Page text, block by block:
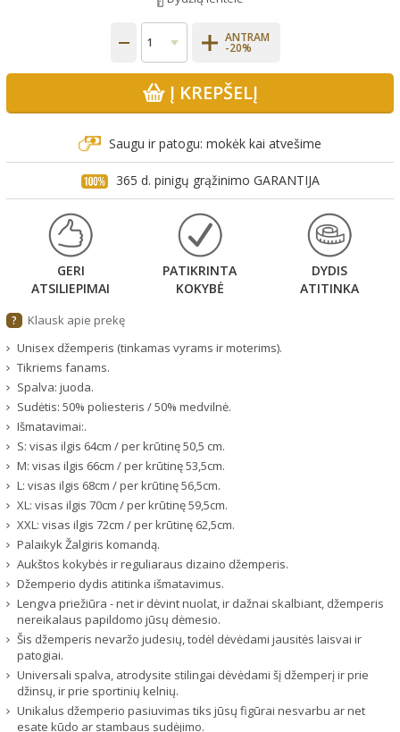
ANTRAM
-20%
Į KREPŠELĮ
Saugu ir patogu: mokėk kai atvešime
365 d. pinigų grąžinimo GARANTIJA
GERI
ATSILIEPIMAI
PATIKRINTA
KOKYBĖ
DYDIS
ATITINKA
?
Klausk apie prekę
Unisex džemperis (tinkamas vyrams ir moterims).
Tikriems fanams.
Spalva: juoda.
Sudėtis: 50% poliesteris / 50% medvilnė.
Išmatavimai:.
S: visas ilgis 64cm / per krūtinę 50,5 cm.
M: visas ilgis 66cm / per krūtinę 53,5cm.
L: visas ilgis 68cm / per krūtinę 56,5cm.
XL: visas ilgis 70cm / per krūtinę 59,5cm.
XXL: visas ilgis 72cm / per krūtinę 62,5cm.
Palaikyk Žalgiris komandą.
Aukštos kokybės ir reguliaraus dizaino džemperis.
Džemperio dydis atitinka išmatavimus.
Lengva priežiūra - net ir dėvint nuolat, ir dažnai skalbiant, džemperis
nereikalaus papildomo jūsų dėmesio.
Šis džemperis nevaržo judesių, todėl dėvėdami jausitės laisvai ir
patogiai.
Universali spalva, atrodysite stilingai dėvėdami šį džemperį ir prie
džinsų, ir prie sportinių kelnių.
Unikalus džemperio pasiuvimas tiks jūsų figūrai nesvarbu ar net
esate kūdo ar stambaus sudėjimo.